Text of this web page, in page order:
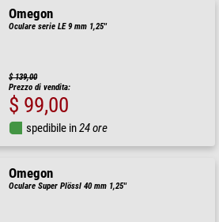
Omegon
Oculare serie LE 9 mm 1,25''
$ 139,00
Prezzo di vendita:
$ 99,00
spedibile in24 ore
Omegon
Oculare Super Plössl 40 mm 1,25''